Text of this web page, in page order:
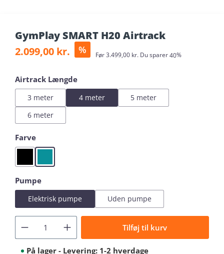
GymPlay SMART H20 Airtrack
Sale price:
2.099,00 kr. % FørRegular price:
3.499,00 kr. Du sparer40%
Select
Airtrack Længde
3 meter 4 meter
5 meter
6 meter
Select
Farve
Black Mint
Select
Pumpe
Elektrisk pumpe Uden pumpe
Tilføj til kurv
På lager - Levering: 1-2 hverdage